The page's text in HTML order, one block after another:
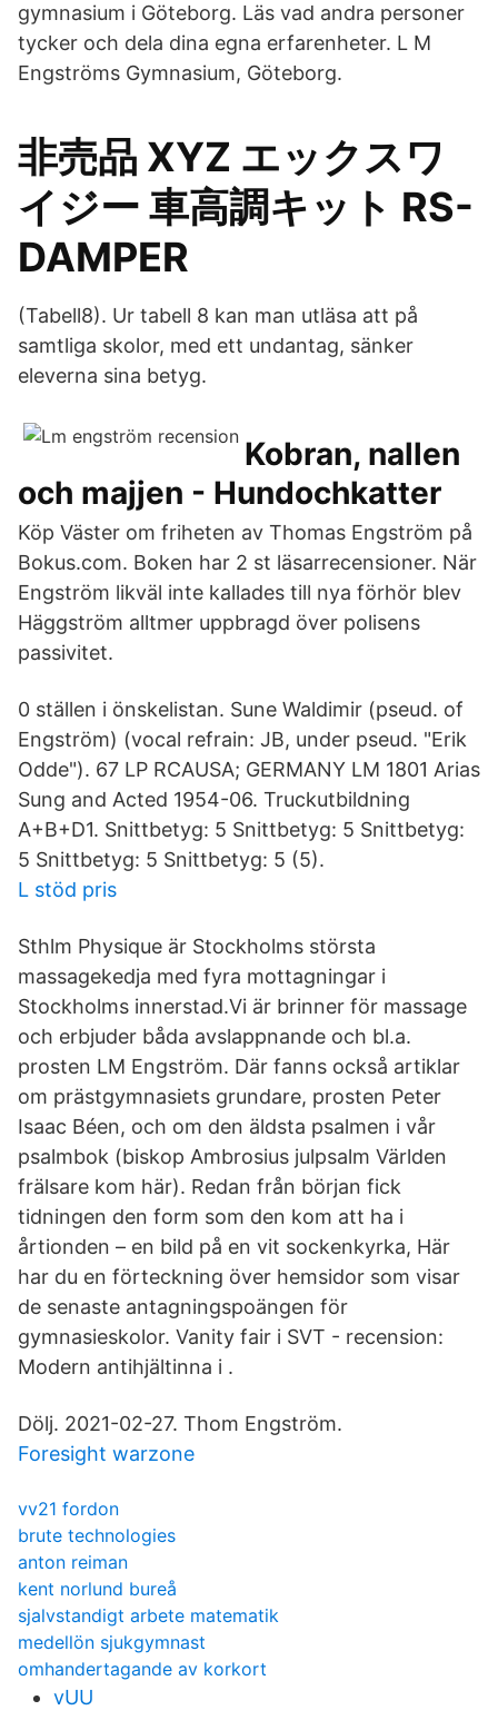
gymnasium i Göteborg. Läs vad andra personer
tycker och dela dina egna erfarenheter. L M
Engströms Gymnasium, Göteborg.
非売品 XYZ エックスワ
イジー 車高調キット RS-
DAMPER
(Tabell8). Ur tabell 8 kan man utläsa att på
samtliga skolor, med ett undantag, sänker
eleverna sina betyg.
Kobran, nallen
och majjen - Hundochkatter
Köp Väster om friheten av Thomas Engström på
Bokus.com. Boken har 2 st läsarrecensioner. När
Engström likväl inte kallades till nya förhör blev
Häggström alltmer uppbragd över polisens
passivitet.
0 ställen i önskelistan. Sune Waldimir (pseud. of
Engström) (vocal refrain: JB, under pseud. "Erik
Odde"). 67 LP RCAUSA; GERMANY LM 1801 Arias
Sung and Acted 1954-06. Truckutbildning
A+B+D1. Snittbetyg: 5 Snittbetyg: 5 Snittbetyg:
5 Snittbetyg: 5 Snittbetyg: 5 (5).
L stöd pris
Sthlm Physique är Stockholms största
massagekedja med fyra mottagningar i
Stockholms innerstad.Vi är brinner för massage
och erbjuder båda avslappnande och bl.a.
prosten LM Engström. Där fanns också artiklar
om prästgymnasiets grundare, prosten Peter
Isaac Béen, och om den äldsta psalmen i vår
psalmbok (biskop Ambrosius julpsalm Världen
frälsare kom här). Redan från början fick
tidningen den form som den kom att ha i
årtionden – en bild på en vit sockenkyrka, Här
har du en förteckning över hemsidor som visar
de senaste antagningspoängen för
gymnasieskolor. Vanity fair i SVT - recension:
Modern antihjältinna i .
Dölj. 2021-02-27. Thom Engström.
Foresight warzone
vv21 fordon
brute technologies
anton reiman
kent norlund bureå
sjalvstandigt arbete matematik
medellön sjukgymnast
omhandertagande av korkort
vUU